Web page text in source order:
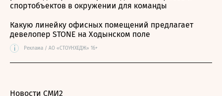
спортобъектов в окружении для команды
Какую линейку офисных помещений предлагает
девелопер STONE на Ходынском поле
i Реклама / АО «СТОУНХЕДЖ» 16+
Новости СМИ2